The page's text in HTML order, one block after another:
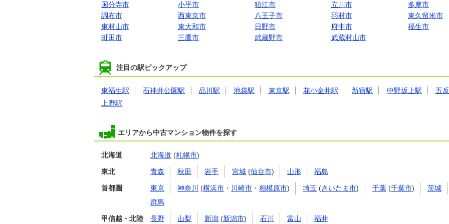
国分寺市
小平市 狛江市 立川市
多摩市
調布市
西東京市 八王子市 羽村市
東久留米市
東村山市
東大和市 日野市 府中市
福生市
町田市
三鷹市 武蔵野市 武蔵村山市
注目の駅ピックアップ
東福生駅 石神井公園駅 品川駅 池袋駅 東京駅 花小金井駅 新宿駅 中野坂上駅
五
上野駅
エリアから中古マンション物件を探す
北海道 北海道 (札幌市)
東北 青森 秋田 岩手 宮城(仙台市) 山形 福島
首都圏 東京 神奈川 (横浜市 ・ 川崎市 ・相模原市) 埼玉 (さいたま市) 千葉(千葉市) 茨城
群馬
甲信越・北陸 長野 山梨 新潟 (新潟市) 石川 富山 福井